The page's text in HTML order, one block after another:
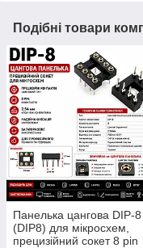
Подібні товари
Панелька цангова DIP-8
(DIP8) для мікросхем,
прецизійний сокет 8 pin